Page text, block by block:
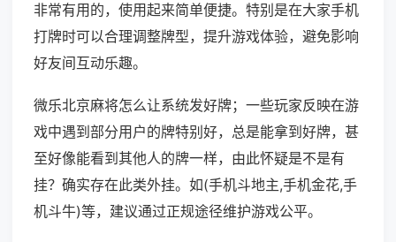
非常有用的，使用起来简单便捷。特别是在大家手机
打牌时可以合理调整牌型，提升游戏体验，避免影响
好友间互动乐趣。
微乐北京麻将怎么让系统发好牌；一些玩家反映在游
戏中遇到部分用户的牌特别好，总是能拿到好牌，甚
至好像能看到其他人的牌一样，由此怀疑是不是有
挂？确实存在此类外挂。如(手机斗地主,手机金花,手
机斗牛)等，建议通过正规途径维护游戏公平。